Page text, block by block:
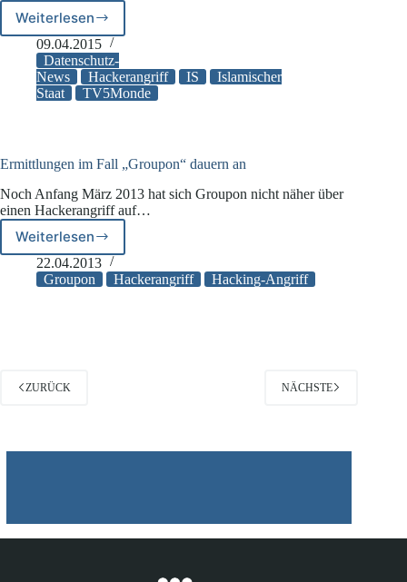
WeiterlesenIslamistischer
Hackerangriff
auf
die
französische
09.04.2015
Datenschutz-
News
Hackerangriff IS
Islamischer
Staat
TV5Monde
Ermittlungen im Fall „Groupon“ dauern an
Noch Anfang März 2013 hat sich Groupon nicht näher über
einen Hackerangriff auf…
WeiterlesenErmittlungen
im
Fall
22.04.2013
Groupon
Hackerangriff Hacking-Angriff
ZURÜCK NÄCHSTE